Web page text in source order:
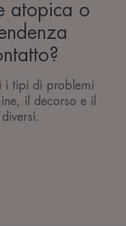
atopica o
i tipi di problemi
il decorso e il